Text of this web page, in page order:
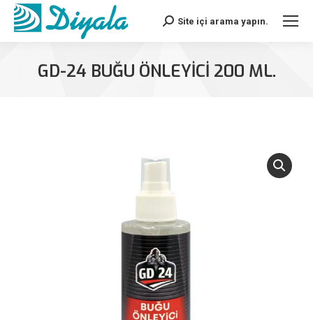
Search:Site içi arama yapın.
GD-24 BUĞU ÖNLEYİCİ 200 ML.